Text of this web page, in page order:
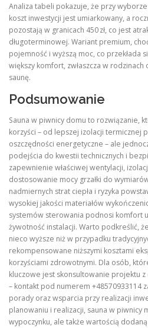
Analiza tabeli pokazuje, że przy
koszt inwestycji jest umiarkowany, a
pozostają w granicach 450 zł, co jest
długoterminowej. Wariant premium,
pojemność i wyższą moc, co przekłada
większy komfort, zwłaszcza w
saunę.
Podsumowanie
Sauna w piwnicy domu to rozwiązanie,
korzyści – od lepszej izolacji termicznej
oszczędności energetyczne – ale
podejścia do kwestii technicznych i
zapewnienie właściwej wentylacji,
dostosowanie mocy grzałki do
nadmiernych strat ciepła i ryzyka
wysokiej jakości materiałów
systemów sterowania podnosi komfort
żywotność instalacji. Warto podkreślić,
nieco wyższe niż w przypadku
rekompensowane niższymi kosztami
korzyściami zdrowotnymi. Dla osób,
kluczowe jest skonsultowanie projektu
– kontakt pod numerem +48570933114
porady oraz wsparcia przy realizacji
planowaniu i realizacji, sauna w piwnicy
wypoczynku, ale także wartością